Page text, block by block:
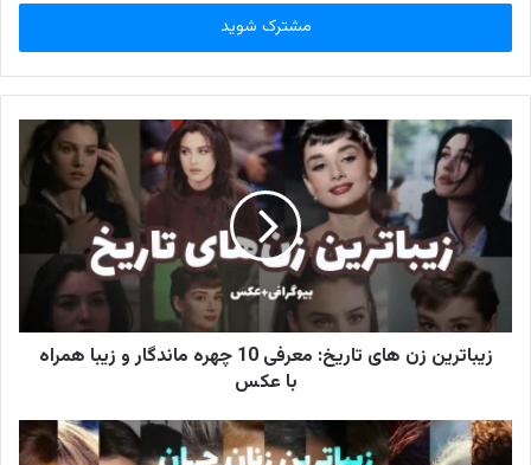
ا
ی
م
ی
ل
خ
و
د
ر
ا
ن
ی
زیباترین زن های تاریخ: معرفی 10 چهره ماندگار و زیبا همراه
با عکس